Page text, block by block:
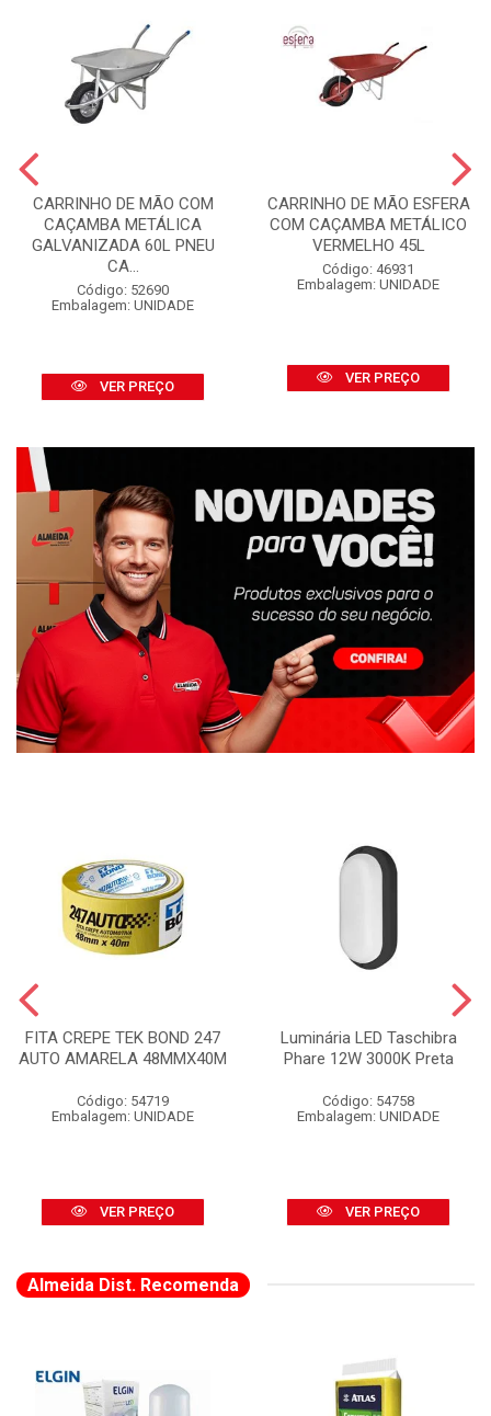
CARRINHO DE MÃO COM
CAÇAMBA METÁLICA
GALVANIZADA 60L PNEU
CA...
Código: 52690
Embalagem: UNIDADE
VER PREÇO
CARRINHO DE MÃO ESFERA
COM CAÇAMBA METÁLICO
VERMELHO 45L
Código: 46931
Embalagem: UNIDADE
VER PREÇO
FITA CREPE TEK BOND 247
AUTO AMARELA 48MMX40M
Código: 54719
Embalagem: UNIDADE
VER PREÇO
Luminária LED Taschibra
Phare 12W 3000K Preta
Código: 54758
Embalagem: UNIDADE
VER PREÇO
Almeida Dist. Recomenda